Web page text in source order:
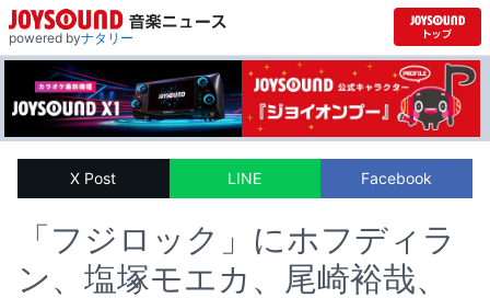
powered byナタリー
X Post LINE Facebook
「フジロック」にホフディラ
ン、塩塚モエカ、尾崎裕哉、